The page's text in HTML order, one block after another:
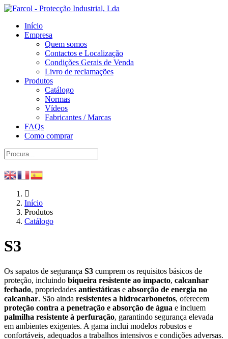
Início
Empresa
Quem somos
Contactos e Localização
Condições Gerais de Venda
Livro de reclamações
Produtos
Catálogo
Normas
Vídeos
Fabricantes / Marcas
FAQs
Como comprar
Início
Produtos
Catálogo
S3
Os sapatos de segurança S3 cumprem os requisitos básicos de
proteção, incluindo biqueira resistente ao impacto, calcanhar
fechado, propriedades antiestáticas e absorção de energia no
calcanhar. São ainda resistentes a hidrocarbonetos, oferecem
proteção contra a penetração e absorção de água e incluem
palmilha resistente à perfuração, garantindo segurança elevada
em ambientes exigentes. A gama inclui modelos robustos e
confortáveis, adequados a trabalhos intensivos e condições adversas.